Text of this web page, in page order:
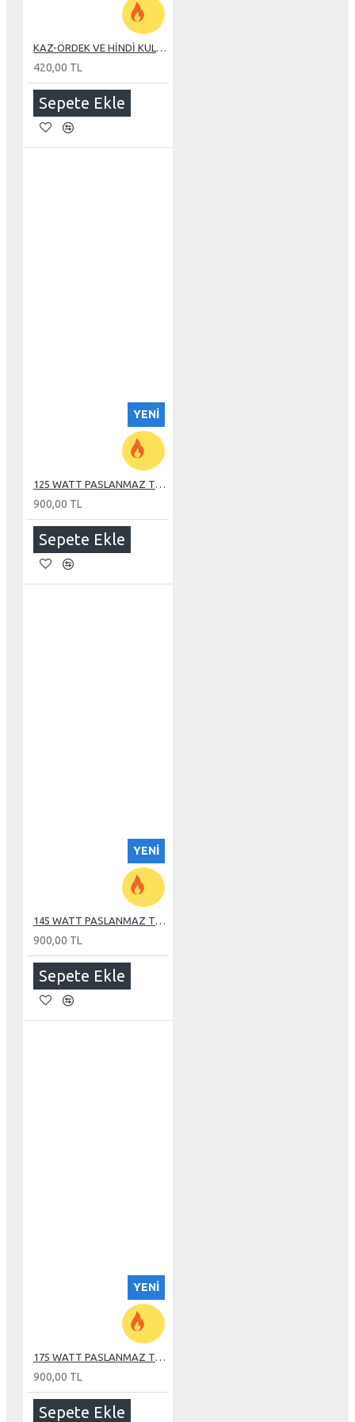
420,00 TL
Sepete Ekle
YENI
900,00 TL
Sepete Ekle
YENI
900,00 TL
Sepete Ekle
YENI
900,00 TL
Sepete Ekle